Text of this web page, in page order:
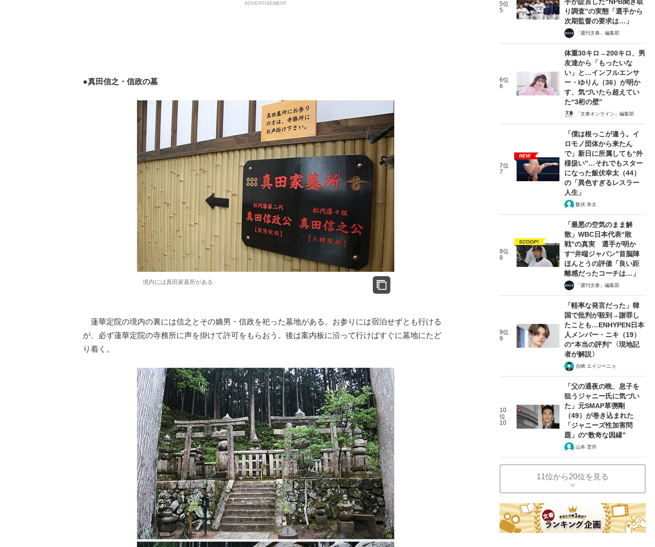
ADVERTISEMENT
●真田信之・信政の墓
境内には真田家墓所がある
蓮華定院の境内の裏には信之とその嫡男・信政を祀った墓地がある。お参りには宿泊せずとも行ける
が、必ず蓮華定院の寺務所に声を掛けて許可をもらおう。後は案内板に沿って行けばすぐに墓地にたど
り着く。
5位
5
り調査”の実態「選手から
次期監督の要求は…」
「週刊文春」編集部
6位
6
体重30キロ→200キロ、男
友達から「もったいな
い」と…インフルエンサ
ー・ゆりん（36）が明か
す、気づいたら超えてい
た“3桁の壁”
「文春オンライン」編集部
7位
7
NEW
「僕は根っこが違う。イ
ロモノ団体から来たん
で」新日に所属しても“外
様扱い”…それでもスター
になった飯伏幸太（44）
の「異色すぎるレスラー
人生」
飯伏 幸太
8位
8
SCOOP!
「最悪の空気のまま解
散」WBC日本代表“敗
戦”の真実 選手が明か
す“井端ジャパン”首脳陣
ほんとうの評価「良い距
離感だったコーチは…」
「週刊文春」編集部
9位
9
「軽率な発言だった」韓
国で批判が殺到→謝罪し
たことも…ENHYPEN日本
人メンバー・ニキ（19）
の“本当の評判”〈現地記
者が解説〉
吉崎 エイジーニョ
10
位
10
「父の通夜の晩、息子を
狙うジャニー氏に気づい
た」元SMAP草彅剛
（49）が巻き込まれた
「ジャニーズ性加害問
題」の“数奇な因縁”
山本 雲丹
11位から20位を見る